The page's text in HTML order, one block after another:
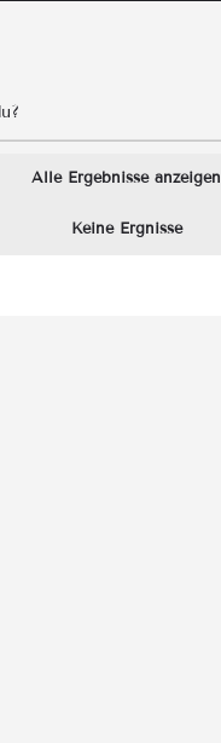
Alle Ergebnisse anzeigen
Keine Ergnisse